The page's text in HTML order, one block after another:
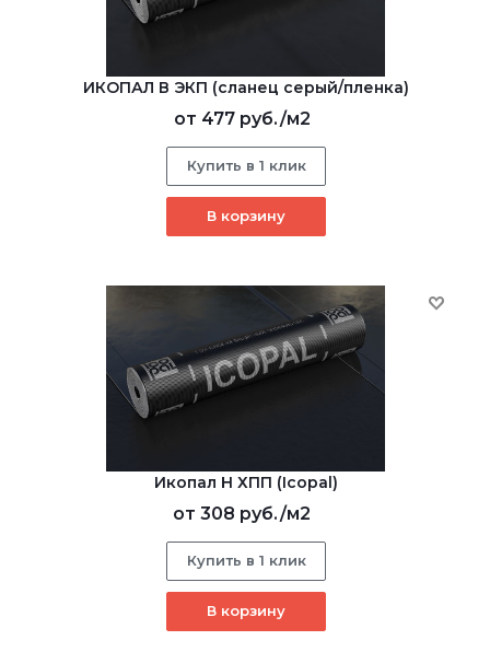
ИКОПАЛ В ЭКП (сланец серый/пленка)
от 477 руб./м2
Купить в 1 клик
В корзину
Икопал Н ХПП (Icopal)
от 308 руб./м2
Купить в 1 клик
В корзину